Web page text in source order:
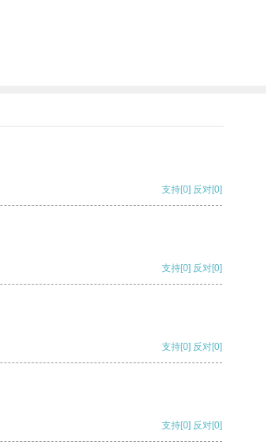
支持[0] 反对[0]
支持[0] 反对[0]
支持[0] 反对[0]
支持[0] 反对[0]